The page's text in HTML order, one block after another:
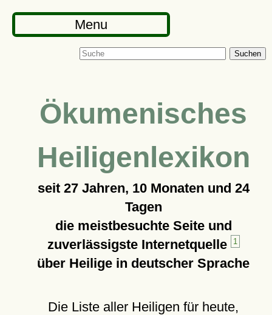
Menu
Suchen
Ökumenisches
Heiligenlexikon
seit 27 Jahren, 10 Monaten und 24
Tagen
die meistbesuchte Seite und
zuverlässigste Internetquelle
1
über Heilige in deutscher Sprache
Die Liste aller Heiligen für heute,